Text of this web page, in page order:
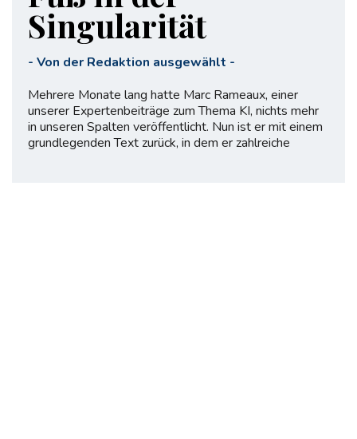
Singularität
- Von der Redaktion ausgewählt -
Mehrere Monate lang hatte Marc Rameaux, einer
unserer Expertenbeiträge zum Thema KI, nichts mehr
in unseren Spalten veröffentlicht. Nun ist er mit einem
grundlegenden Text zurück, in dem er zahlreiche